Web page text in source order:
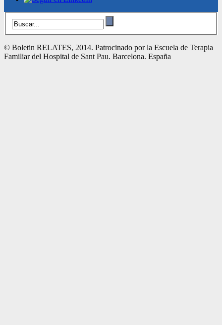
© Boletin RELATES, 2014. Patrocinado por la Escuela de Terapia
Familiar del Hospital de Sant Pau. Barcelona. España